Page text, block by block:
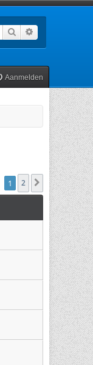
Zoek
Aanmelden
1 2 Volgende